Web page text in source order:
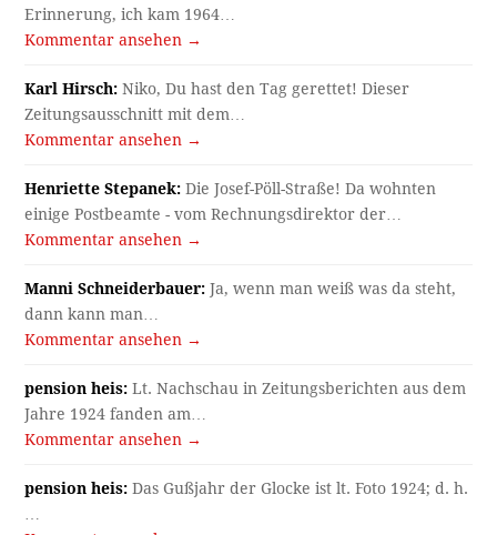
Erinnerung, ich kam 1964…
Kommentar ansehen →
Karl Hirsch: Niko, Du hast den Tag gerettet! Dieser
Zeitungsausschnitt mit dem…
Kommentar ansehen →
Henriette Stepanek: Die Josef-Pöll-Straße! Da wohnten
einige Postbeamte - vom Rechnungsdirektor der…
Kommentar ansehen →
Manni Schneiderbauer: Ja, wenn man weiß was da steht,
dann kann man…
Kommentar ansehen →
pension heis: Lt. Nachschau in Zeitungsberichten aus dem
Jahre 1924 fanden am…
Kommentar ansehen →
pension heis: Das Gußjahr der Glocke ist lt. Foto 1924; d. h.
…